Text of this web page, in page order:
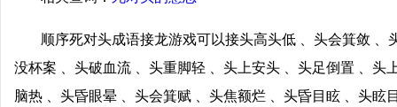
顺序死对头成语接龙游戏可以接头高头低 、头会箕敛 、
没杯案 、头破血流 、头重脚轻 、头上安头 、头足倒置 、头
脑热 、头昏眼晕 、头会箕赋 、头焦额烂 、头昏目眩 、头眩